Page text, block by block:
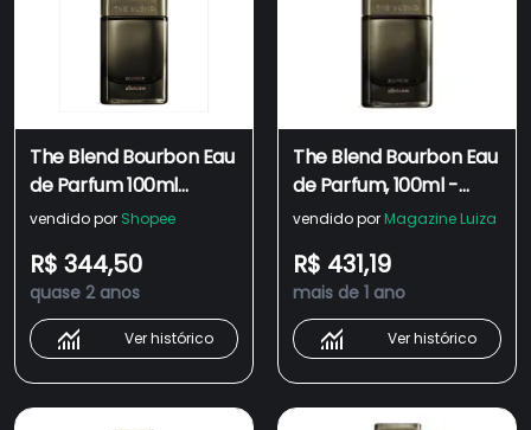
The Blend Bourbon Eau
de Parfum 100ml
boticario - Original
vendido por Shopee
R$ 344,50
quase 2 anos
Ver histórico
The Blend Bourbon Eau
de Parfum, 100ml -
Boticário
vendido por Magazine Luiza
R$ 431,19
mais de 1 ano
Ver histórico